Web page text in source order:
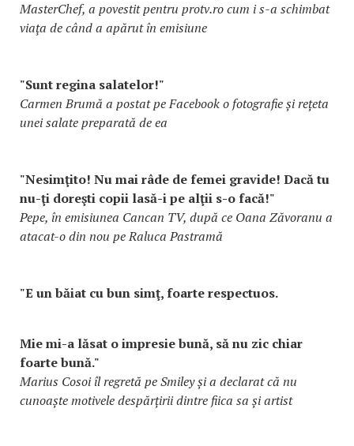
MasterChef, a povestit pentru protv.ro cum i s-a schimbat
viaţa de când a apărut în emisiune
"Sunt regina salatelor!"
Carmen Brumă a postat pe Facebook o fotografie și rețeta
unei salate preparată de ea
"Nesimţito! Nu mai râde de femei gravide! Dacă tu
nu-ţi doreşti copii lasă-i pe alţii s-o facă!"
Pepe, în emisiunea Cancan TV, după ce Oana Zăvoranu a
atacat-o din nou pe Raluca Pastramă
"E un băiat cu bun simţ, foarte respectuos.
Mie mi-a lăsat o impresie bună, să nu zic chiar
foarte bună."
Marius Cosoi îl regretă pe Smiley și a declarat că nu
cunoaște motivele despărțirii dintre fiica sa și artist